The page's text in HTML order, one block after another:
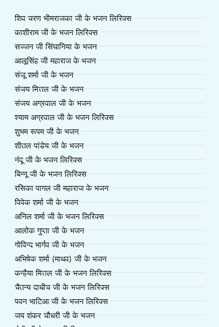
शिव चरण भीमराजका जी के भजन लिरिक्स
काशीराम जी के भजन लिरिक्स
सज्जन जी सिंघानिया के भजन
आलूसिंह जी महाराज के भजन
संजू शर्मा जी के भजन
संजय मित्तल जी के भजन
संजय अग्रवाल जी के भजन
श्याम अग्रवाल जी के भजन लिरिक्स
शुभम रूपम जी के भजन
शीतल पांडेय जी के भजन
नंदू जी के भजन लिरिक्स
बिन्नू जी के भजन लिरिक्स
रसिका पागल जी महाराज के भजन
विवेक शर्मा जी के भजन
अनिल शर्मा जी के भजन लिरिक्स
आलोक गुप्ता जी के भजन
गोविन्द भार्गव जी के भजन
अभिषेक शर्मा (माधव) जी के भजन
कन्हैया मित्तल जी के भजन लिरिक्स
चैतन्य दाधीच जी के भजन लिरिक्स
पवन भाटिआ जी के भजन लिरिक्स
जय शंकर चौधरी जी के भजन